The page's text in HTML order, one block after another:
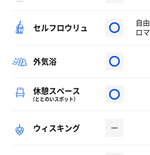
セルフロウリュ
自
ロ
外気浴
休憩スペース
（ととのいスポット）
ウィスキング